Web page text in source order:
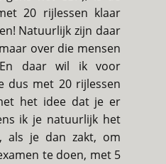
20 rijlessen klaar
Natuurlijk zijn daar
over die mensen
daar wil ik voor
dus met 20 rijlessen
het idee dat je er
ik je natuurlijk het
als je dan zakt, om
te doen, met 5